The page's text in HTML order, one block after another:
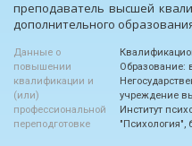
преподаватель высшей
дополнительного
Данные о
повышении
квалификации и
(или)
профессиональной
переподготовке
Образование:
учреждение
Институт
"Психология",